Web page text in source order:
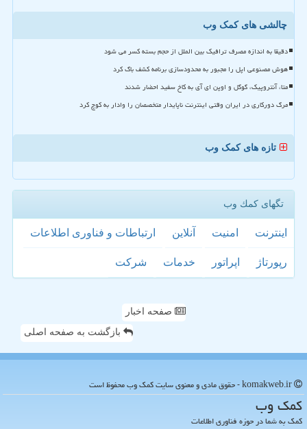
چالشی های کمک وب
دقیقا به اندازه مصرف ترافیک بین الملل از حجم بسته کسر می شود
هوش مصنوعی اپل را مجبور به محدودسازی برنامه کشف باگ کرد
متا، آنتروپیک، گوگل و اوپن ای آی به کاخ سفید احضار شدند
مرگ دورکاری در ایران وقتی اینترنت ناپایدار متخصصان را وادار به کوچ کرد
تازه های کمک وب
تگهای كمك وب
اینترنت امنیت آنلاین ارتباطات و فناوری اطلاعات
رپورتاژ اپراتور خدمات شركت
صفحه اخبار
بازگشت به صفحه اصلی
كمك وب
کمک به شما در حوزه فناوری اطلاعات